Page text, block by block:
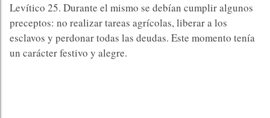
Levítico 25. Durante el mismo se debían cumplir algunos
preceptos: no realizar tareas agrícolas, liberar a los
esclavos y perdonar todas las deudas. Este momento tenía
un carácter festivo y alegre.